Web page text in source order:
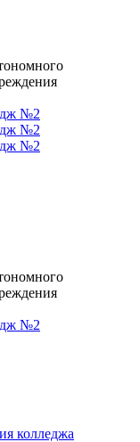
№2
№2
№2
№2
колледжа